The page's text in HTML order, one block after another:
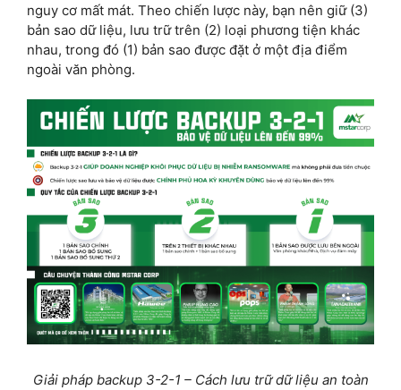
nguy cơ mất mát. Theo chiến lược này, bạn nên giữ (3)
bản sao dữ liệu, lưu trữ trên (2) loại phương tiện khác
nhau, trong đó (1) bản sao được đặt ở một địa điểm
ngoài văn phòng.
Giải pháp backup 3-2-1 – Cách lưu trữ dữ liệu an toàn